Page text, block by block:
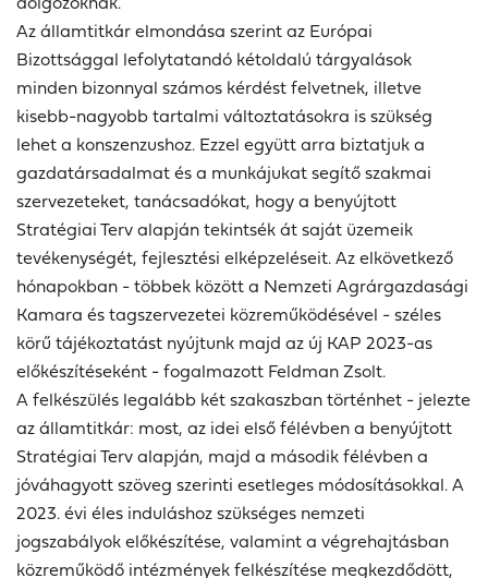
Az államtitkár elmondása szerint az Európai
Bizottsággal lefolytatandó kétoldalú tárgyalások
minden bizonnyal számos kérdést felvetnek, illetve
kisebb-nagyobb tartalmi változtatásokra is szükség
lehet a konszenzushoz. Ezzel együtt arra biztatjuk a
gazdatársadalmat és a munkájukat segítő szakmai
szervezeteket, tanácsadókat, hogy a benyújtott
Stratégiai Terv alapján tekintsék át saját üzemeik
tevékenységét, fejlesztési elképzeléseit. Az elkövetkező
hónapokban - többek között a Nemzeti Agrárgazdasági
Kamara és tagszervezetei közreműködésével - széles
körű tájékoztatást nyújtunk majd az új KAP 2023-as
előkészítéseként - fogalmazott Feldman Zsolt.
A felkészülés legalább két szakaszban történhet - jelezte
az államtitkár: most, az idei első félévben a benyújtott
Stratégiai Terv alapján, majd a második félévben a
jóváhagyott szöveg szerinti esetleges módosításokkal. A
2023. évi éles induláshoz szükséges nemzeti
jogszabályok előkészítése, valamint a végrehajtásban
közreműködő intézmények felkészítése megkezdődött,